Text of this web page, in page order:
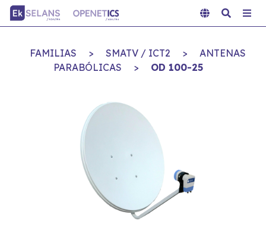
FAMILIAS > SMATV / ICT2 >
ANTENAS
PARABÓLICAS
> OD 100-25